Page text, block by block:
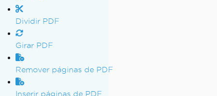
Dividir PDF
Girar PDF
Remover páginas de PDF
Inserir páginas de PDF